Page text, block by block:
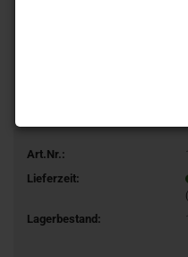
Art.Nr.:
Lieferzeit:
Lagerbestand: